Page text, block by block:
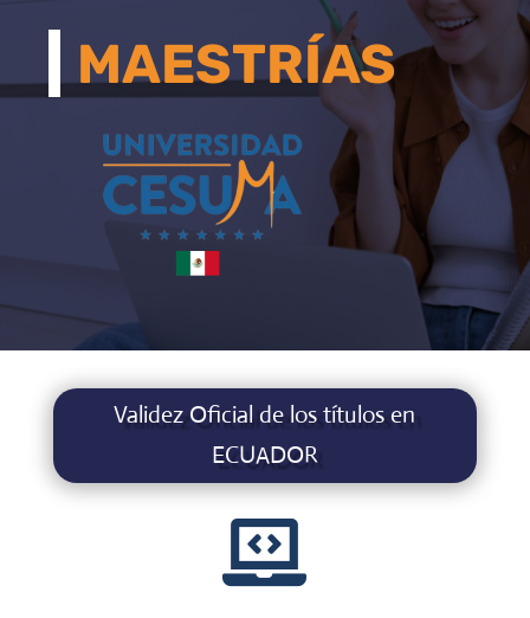
MAESTRÍAS
Validez Oficial de los títulos en
ECUADOR
